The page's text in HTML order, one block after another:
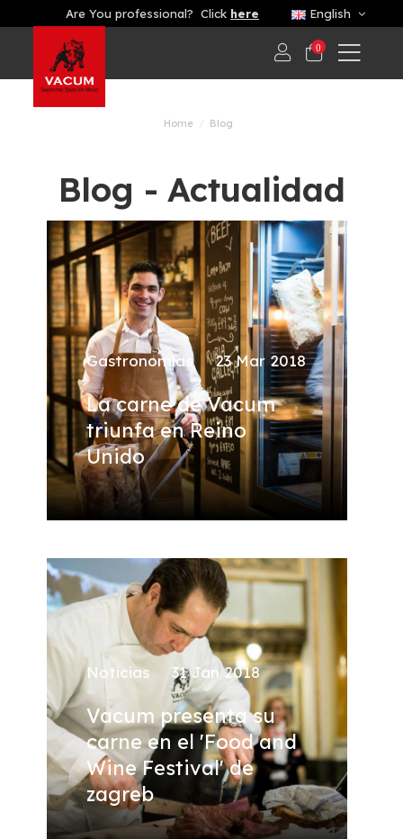
Are You professional? Click here English
0
Home Blog
Blog - Actualidad
Gastronomías 23 Mar 2018
La carne de Vacum
triunfa en Reino
Unido
Noticias 31 Jan 2018
Vacum presenta su
carne en el 'Food and
Wine Festival' de
zagreb